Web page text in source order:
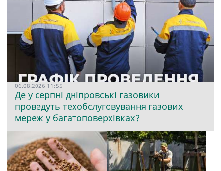
06.08.2026 11:55
Де у серпні дніпровські газовики
проведуть техобслуговування газових
мереж у багатоповерхівках?